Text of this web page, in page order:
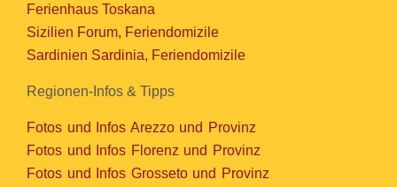
Ferienhaus Toskana
Sizilien Forum, Feriendomizile
Sardinien Sardinia, Feriendomizile
Regionen-Infos & Tipps
Fotos und Infos Arezzo und Provinz
Fotos und Infos Florenz und Provinz
Fotos und Infos Grosseto und Provinz